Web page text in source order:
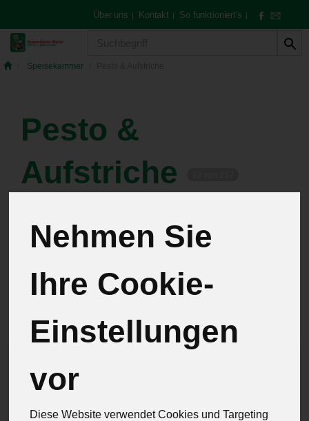
Nehmen Sie
Ihre Cookie-
Einstellungen
vor
Diese Website verwendet Cookies und Targeting
Über uns | Kontakt | So funktioniert's |
Speisekammer
Pesto &
Aufstriche
Hersteller Allergene